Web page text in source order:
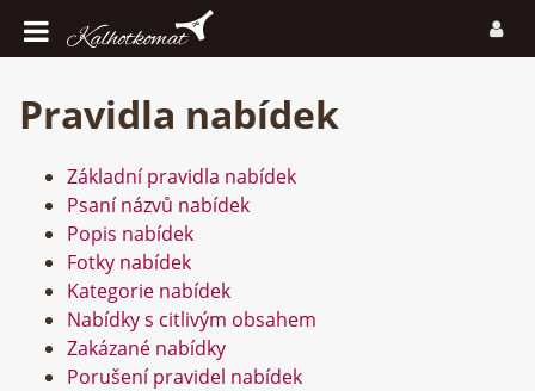
Pravidla nabídek
Základní pravidla nabídek
Psaní názvů nabídek
Popis nabídek
Fotky nabídek
Kategorie nabídek
Nabídky s citlivým obsahem
Zakázané nabídky
Porušení pravidel nabídek